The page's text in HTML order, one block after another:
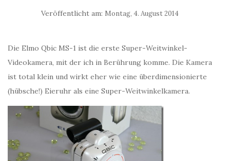
Veröffentlicht am: Montag, 4. August 2014
Die Elmo Qbic MS-1 ist die erste Super-Weitwinkel-
Videokamera, mit der ich in Berührung komme. Die Kamera
ist total klein und wirkt eher wie eine überdimensionierte
(hübsche!) Eieruhr als eine Super-Weitwinkelkamera.